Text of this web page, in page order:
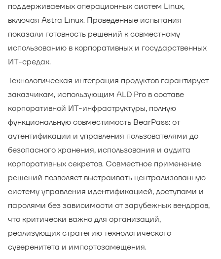
поддерживаемых операционных систем Linux,
включая Astra Linux. Проведенные испытания
показали готовность решений к совместному
использованию в корпоративных и государственных
ИТ-средах.
Технологическая интеграция продуктов гарантирует
заказчикам, использующим ALD Pro в составе
корпоративной ИТ-инфраструктуры, полную
функциональную совместимость BearPass: от
аутентификации и управления пользователями до
безопасного хранения, использования и аудита
корпоративных секретов. Совместное применение
решений позволяет выстраивать централизованную
систему управления идентификацией, доступами и
паролями без зависимости от зарубежных вендоров,
что критически важно для организаций,
реализующих стратегию технологического
суверенитета и импортозамещения.